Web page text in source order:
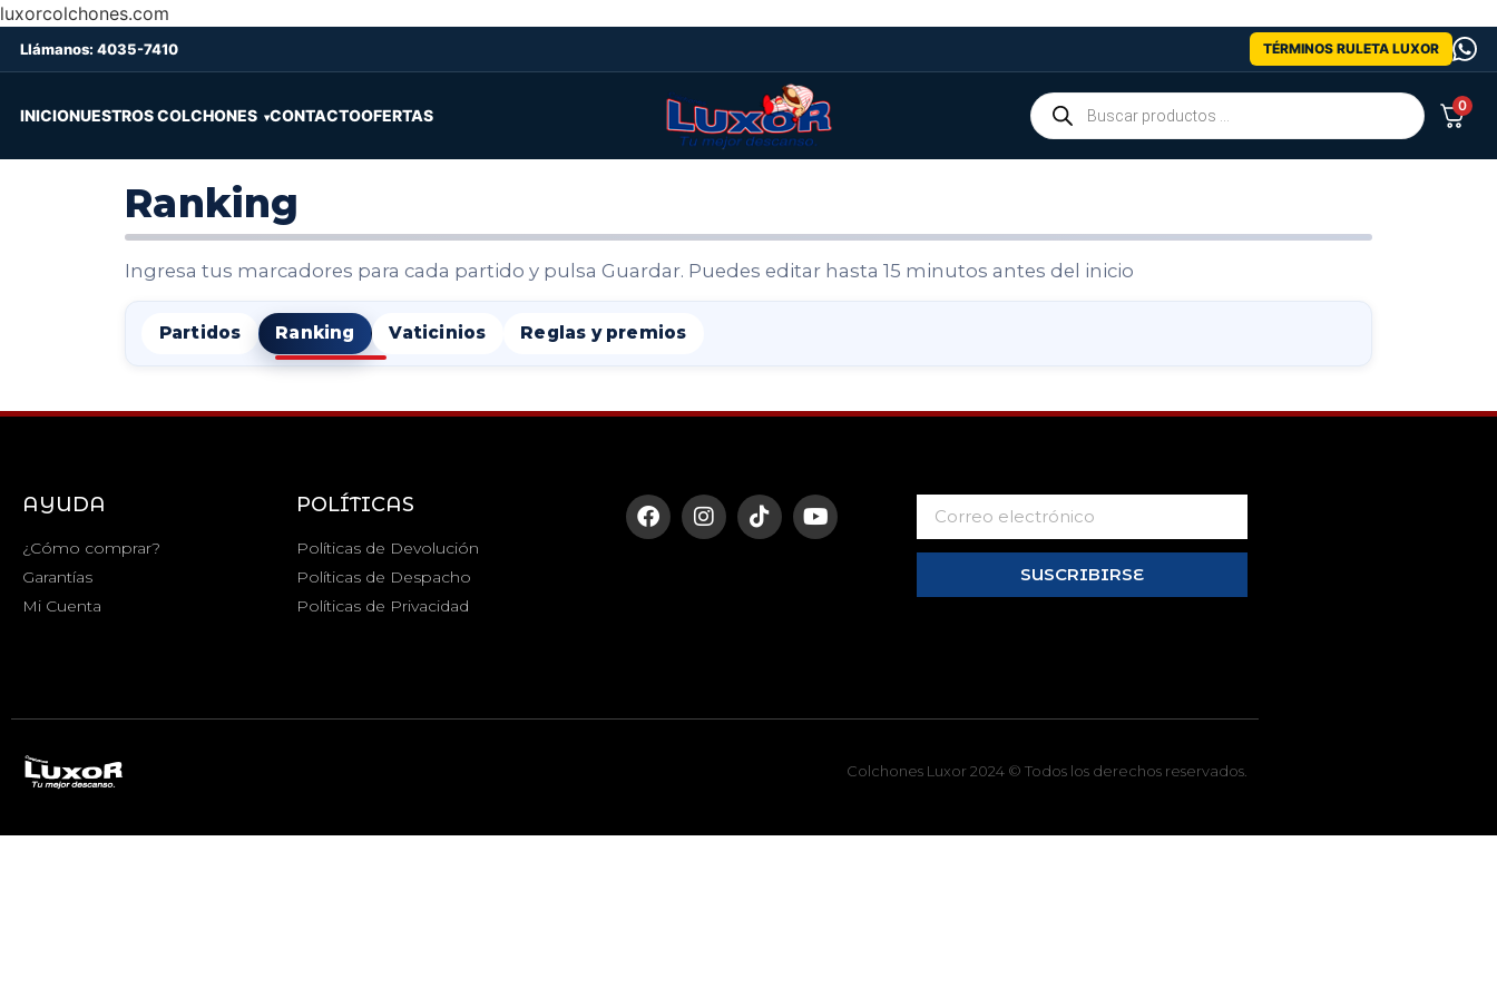
luxorcolchones.com
Llámanos: 4035-7410 TÉRMINOS RULETA LUXOR
INICIONUESTROS COLCHONES CONTACTOOFERTAS
0
Ranking
Ingresa tus marcadores para cada partido y pulsa Guardar. Puedes editar hasta 15 minutos antes del inicio
Partidos Ranking Vaticinios Reglas y premios
AYUDA
¿Cómo comprar?
Garantías
Mi Cuenta
POLÍTICAS
Políticas de Devolución
Políticas de Despacho
Políticas de Privacidad
SUSCRIBIRSE
Colchones Luxor 2024 © Todos los derechos reservados.